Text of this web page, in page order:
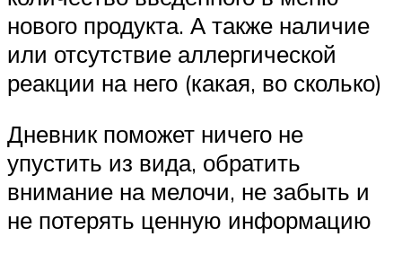
нового продукта. А также наличие
или отсутствие аллергической
реакции на него (какая, во сколько)
Дневник поможет ничего не
упустить из вида, обратить
внимание на мелочи, не забыть и
не потерять ценную информацию